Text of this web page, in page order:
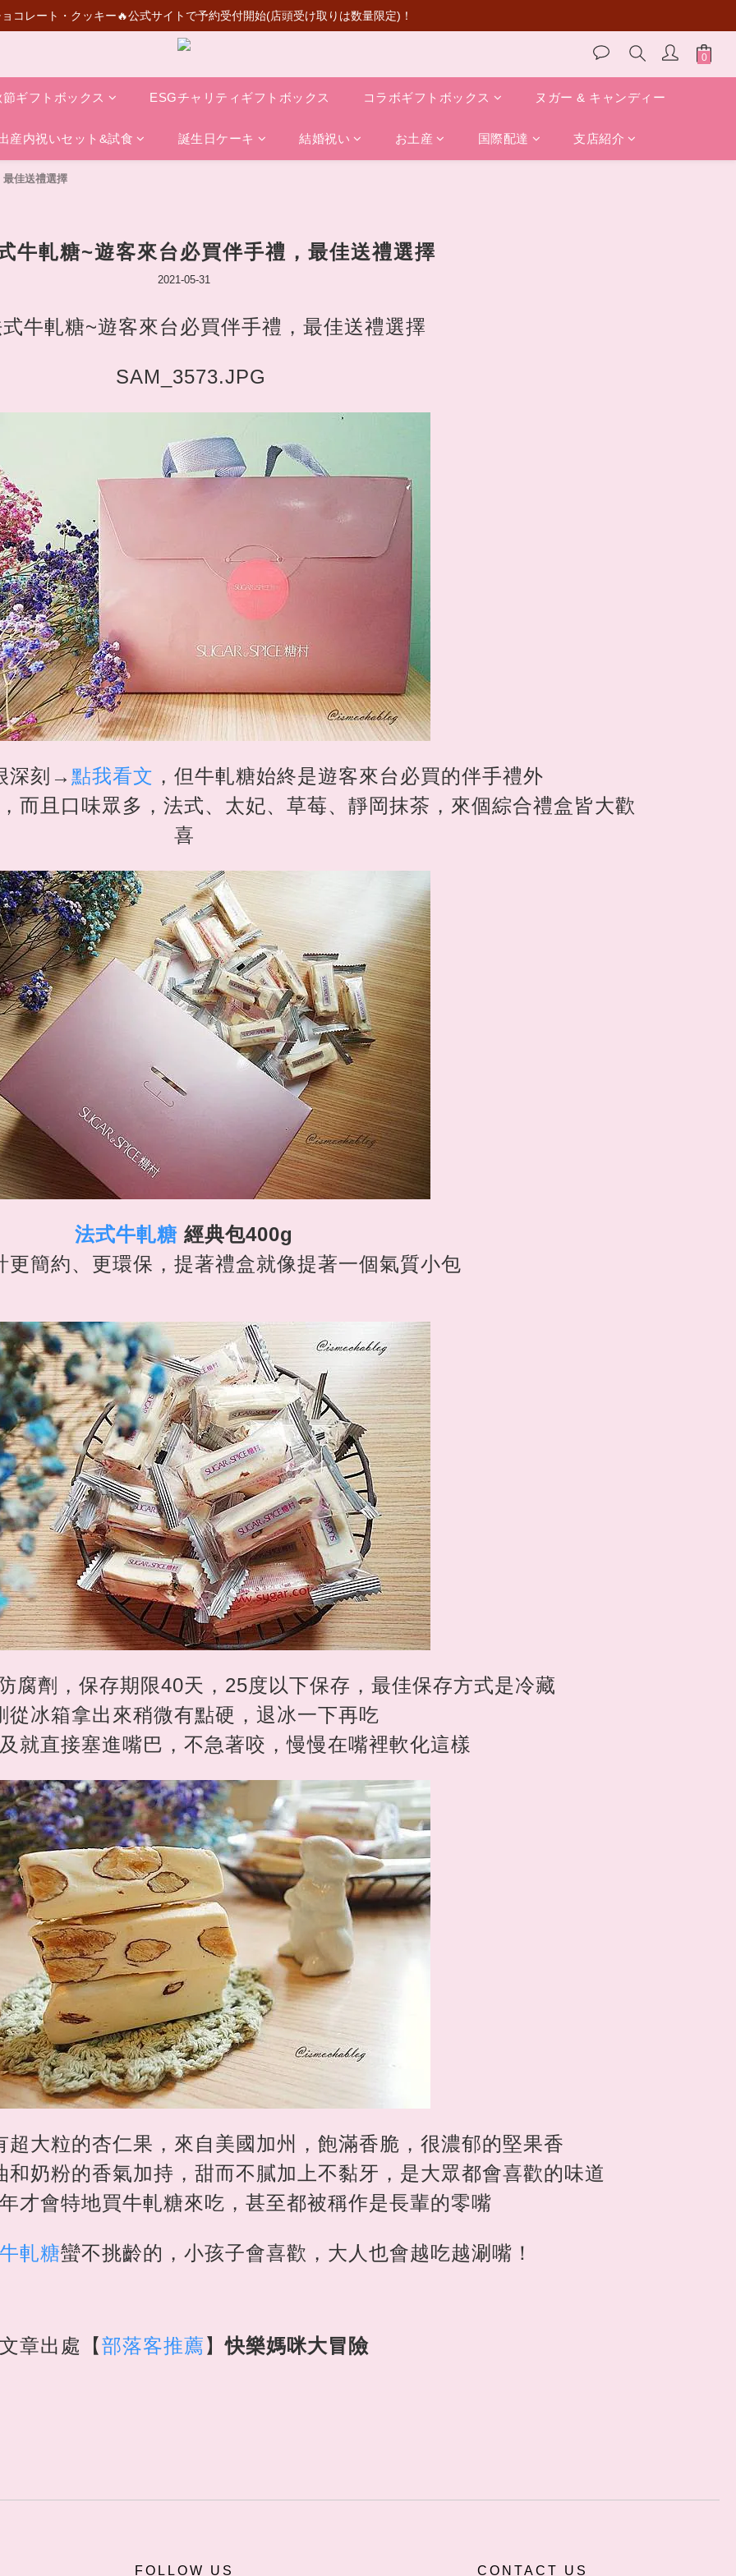
スーパーマリオコラボ登場！ギフトにもコレクションにもおすすめ
コレート・クッキー🔥公式サイトで予約受付開始(店頭受け取りは数量限定)！
💰初めて会員登録いただきますと50元買い物代金がもらえる
スーパーマリオコラボ登場！ギフトにもコレクションにもおすすめ
ギフトボックス ESGチャリティギフトボックス コラボギフトボックス ヌガー & キャンディー
産内祝いセット&試食 誕生日ケーキ 結婚祝い お土産 国際配達 支店紹介
佳送禮選擇
牛軋糖~遊客來台必買伴手禮，最佳送禮選擇
2021-05-31
牛軋糖~遊客來台必買伴手禮，最佳送禮選擇
深刻→ 點我看文 ，但牛軋糖始終是遊客來台必買的伴手禮外
而且口味眾多，法式、太妃、草莓、靜岡抹茶，來個綜合禮盒皆大歡
喜
法式牛軋糖 經典包400g
更簡約、更環保，提著禮盒就像提著一個氣質小包
腐劑，保存期限40天，25度以下保存，最佳保存方式是冷藏
從冰箱拿出來稍微有點硬，退冰一下再吃
就直接塞進嘴巴，不急著咬，慢慢在嘴裡軟化這樣
超大粒的杏仁果，來自美國加州，飽滿香脆，很濃郁的堅果香
奶粉的香氣加持，甜而不膩加上不黏牙，是大眾都會喜歡的味道
才會特地買牛軋糖來吃，甚至都被稱作是長輩的零嘴
軋糖蠻不挑齡的，小孩子會喜歡，大人也會越吃越涮嘴！
文章出處【部落客推薦 】快樂媽咪大冒險
FOLLOW US CONTACT US